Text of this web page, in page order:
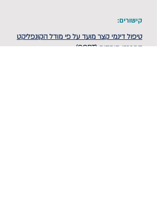
קישורים:
טיפול דינמי קצר מועד על פי מודל הקונפליקט
המרכזי ביחסים (CCRT)